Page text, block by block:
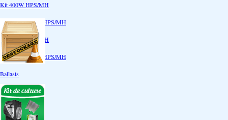
Kit 400W HPS/MH
Ampoules 400W HPS/MH
Kit 600W HPS/MH
Ampoules 600W HPS/MH
Ballasts
Réflecteurs
CoolTube